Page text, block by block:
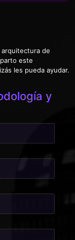
y
de
este
les pueda ayudar.